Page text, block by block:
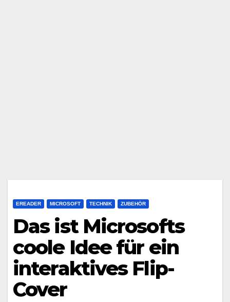
EREADER MICROSOFT TECHNIK ZUBEHÖR
Das ist Microsofts
coole Idee für ein
interaktives Flip-
Cover